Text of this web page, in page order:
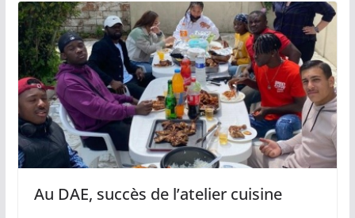
Au DAE, succès de l’atelier cuisine